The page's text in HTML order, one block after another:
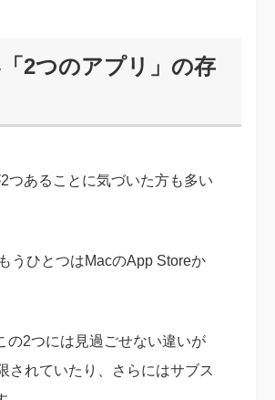
2つのアプリ」の存
つあることに気づいた方も多い
うひとつはMacのApp Storeか
の2つには見過ごせない違いが
されていたり、さらにはサブス